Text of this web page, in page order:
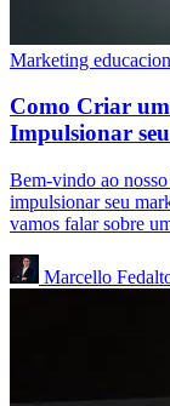
Marketing
Como Criar
Impulsionar
Bem-vindo ao
impulsionar seu
vamos falar sobre
Marcello